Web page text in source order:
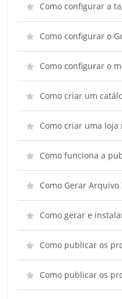
Como configurar a
Como configurar o
Como configurar o
Como criar um
Como criar uma loja
Como funciona a
Como Gerar Arquivo
Como gerar e
Como publicar os
Como publicar os